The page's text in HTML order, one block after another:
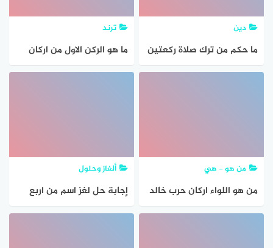
دين
ما حكم من ترك صلاة ركعتين
خلف المقام علل ذلك من
ترند
ما هو الركن الاول من اركان
الاسلام؟
من هو - هي
من هو اللواء اركان حرب خالد
شلتوت ويكيبيديا
ألغاز وحلول
إجابة حل لغز اسم من اربع
حروف اذا حذفت اول حرف صار